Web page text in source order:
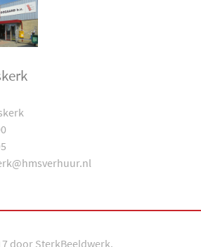
doorSterkBeeldwerk.